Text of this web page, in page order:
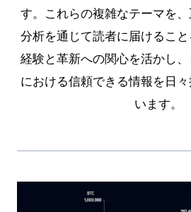
す。これらの複雑なテーマを
分析を通じて読者に届けること
経験と革新への関心を活かし
における信頼できる情報を日
います。